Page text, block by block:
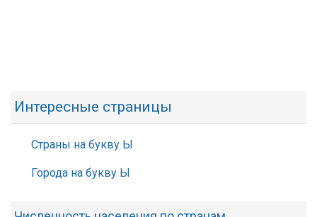
Интересные страницы
Страны на букву Ы
Города на букву Ы